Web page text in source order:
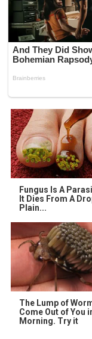
Fungus Is A
It Dies From A
Plain...
The Lump of
Come Out of You
Morning. Try it